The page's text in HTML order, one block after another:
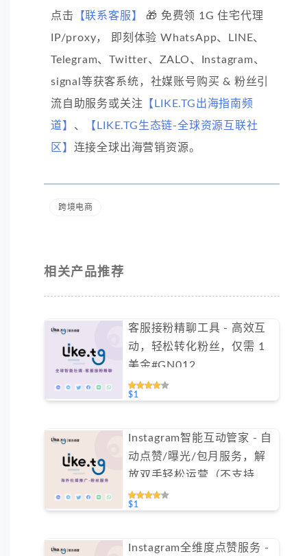
点击 【联系客服】
🎁 免费领 1G 住宅代理
IP/proxy， 即刻体验 WhatsApp、LINE、
Telegram、Twitter、ZALO、Instagram、
signal等获客系统，社媒账号购买 & 粉丝引
流自助服务或关注 【LIKE.TG出海指南频
道】 、
【LIKE.TG生态链-全球资源互联社
区】 连接全球出海营销资源。
跨境电商
相关产品推荐
客服接粉精聊工具 - 高效互
动，轻松转化粉丝，仅需 1
美金#GN012
$1
Instagram智能互动管家 - 自
动点赞/曝光/包月服务，解
放双手轻松运营（不支持免
费测试）
$1
Instagram全维度点赞服务 -